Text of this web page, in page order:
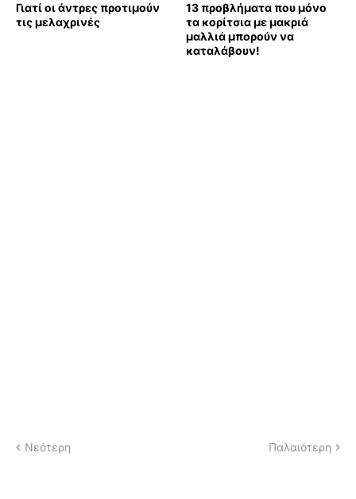
Γιατί οι άντρες προτιμούν
τις μελαχρινές
13 προβλήματα που μόνο
τα κορίτσια με μακριά
μαλλιά μπορούν να
καταλάβουν!
Νεότερη Παλαιότερη